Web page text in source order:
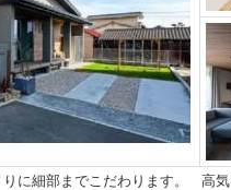
に細部までこだわります。 高